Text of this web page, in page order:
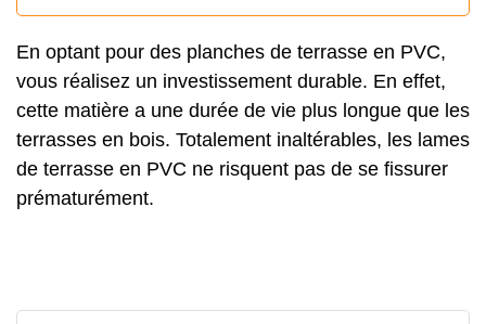
En optant pour des planches de terrasse en PVC,
vous réalisez un investissement durable. En effet,
cette matière a une durée de vie plus longue que les
terrasses en bois. Totalement inaltérables, les lames
de terrasse en PVC ne risquent pas de se fissurer
prématurément.